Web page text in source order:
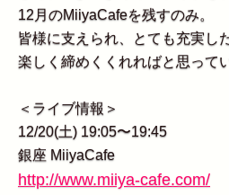
12月のMiiyaCafeを残すのみ。
皆様に支えられ、とても充実し
楽しく締めくくれればと思って
＜ライブ情報＞
12/20(土) 19:05〜19:45
銀座 MiiyaCafe
http://www.miiya-cafe.com/